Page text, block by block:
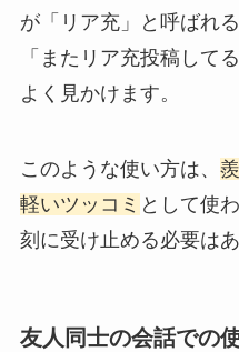
が「リア充」と呼ばれ
「またリア充投稿して
よく見かけます。
このような使い方は、
軽いツッコミ として使
刻に受け止める必要はあ
友人同士の会話での